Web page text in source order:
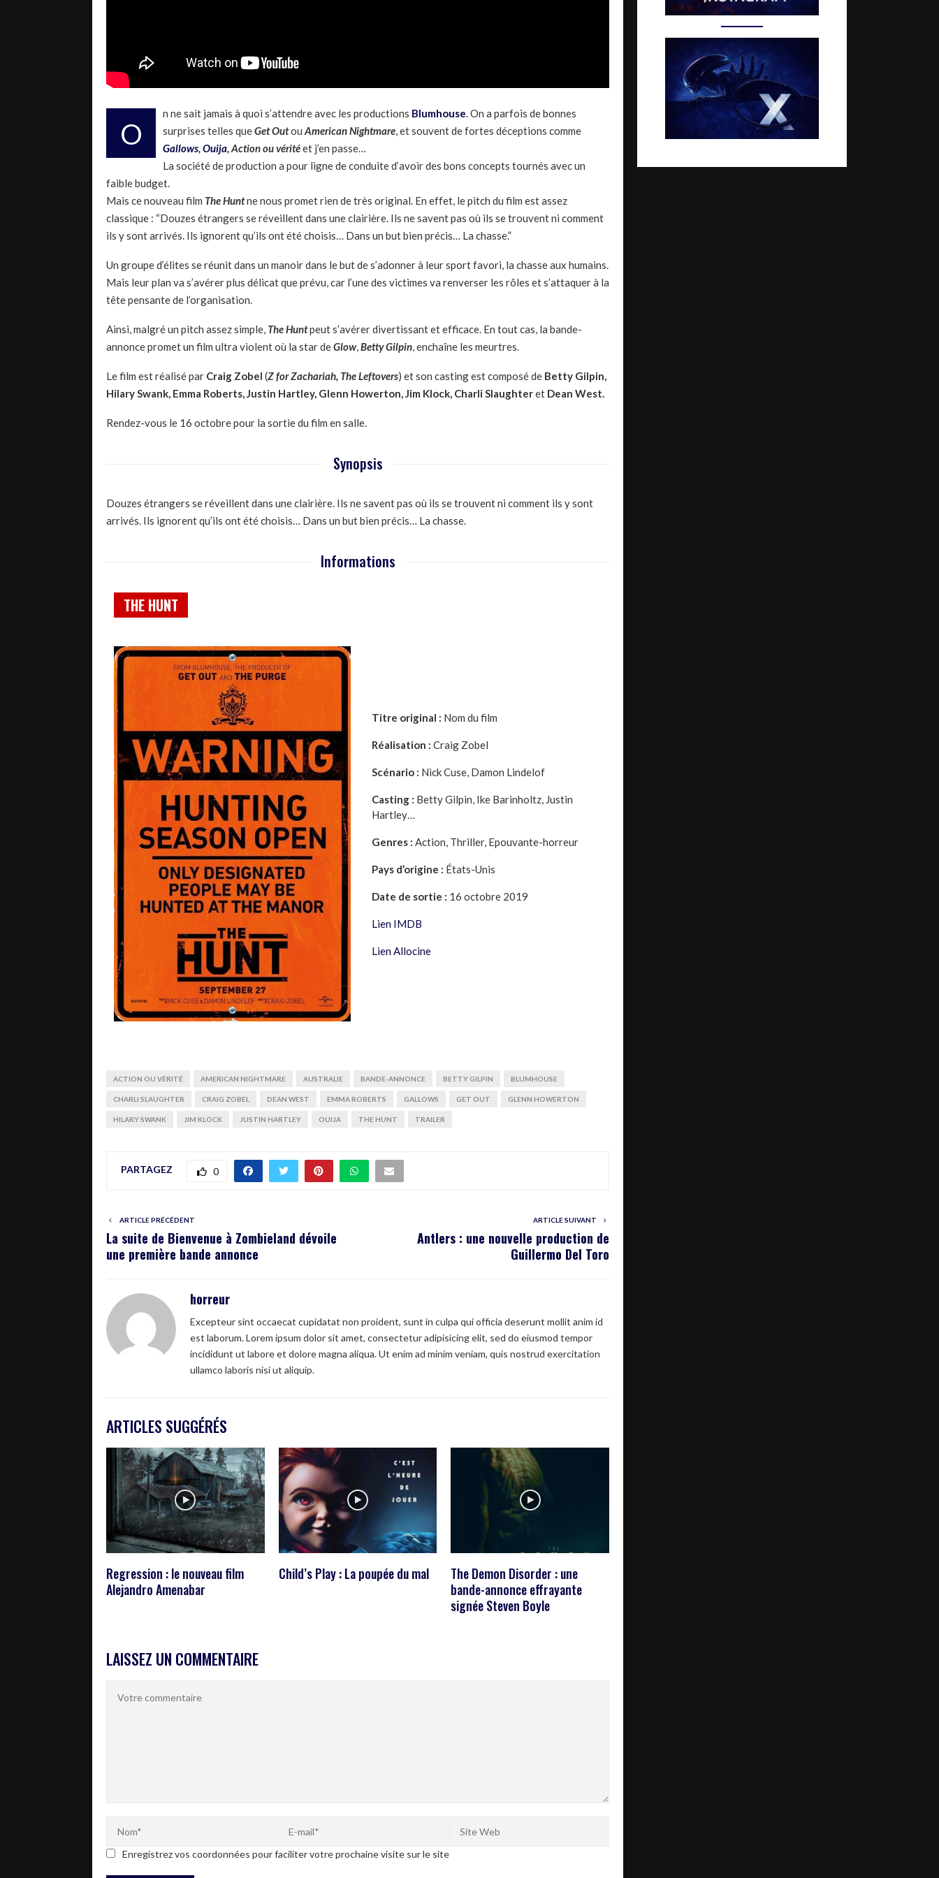
O
n ne sait jamais à quoi s’attendre avec les productions Blumhouse. On a parfois de bonnes
surprises telles queGet Outou American Nightmare, et souvent de fortes déceptions comme
Gallows,Ouija, Action ou véritéet j’en passe…
La société de production a pour ligne de conduite d’avoir des bons concepts tournés avec un
faible budget.
Mais ce nouveau film TheHuntne nous promet rien de très original. En effet, le pitch du film est assez
classique : “Douzes étrangers se réveillent dans une clairière. Ils ne savent pas où ils se trouvent ni comment
ils y sont arrivés. Ils ignorent qu’ils ont été choisis… Dans un but bien précis… La chasse.”
Un groupe d’élites se réunit dans un manoir dans le but de s’adonner à leur sport favori, la chasse aux humains.
Mais leur plan va s’avérer plus délicat que prévu, car l’une des victimes va renverser les rôles et s’attaquer à la
tête pensante de l’organisation.
Ainsi, malgré un pitch assez simple, TheHuntpeut s’avérer divertissant et efficace. En tout cas, la bande-
annonce promet un film ultra violent où la star deGlow,Betty Gilpin, enchaîne les meurtres.
Le film est réalisé par Craig Zobel (Z for Zachariah, The Leftovers) et son casting est composé de Betty Gilpin,
Hilary Swank, Emma Roberts, Justin Hartley, Glenn Howerton, Jim Klock, Charli Slaughteret Dean West.
Rendez-vous le 16 octobre pour la sortie du film en salle.
Synopsis
Douzes étrangers se réveillent dans une clairière. Ils ne savent pas où ils se trouvent ni comment ils y sont
arrivés. Ils ignorent qu’ils ont été choisis… Dans un but bien précis… La chasse.
Informations
THE HUNT
Titre original : Nom du film
Réalisation : Craig Zobel
Scénario : Nick Cuse, Damon Lindelof
Casting : Betty Gilpin, Ike Barinholtz, Justin
Hartley…
Genres : Action, Thriller, Epouvante-horreur
Pays d’origine : États-Unis
Date de sortie : 16 octobre 2019
Lien IMDB
Lien Allocine
ACTION OU VÉRITÉ AMERICAN NIGHTMARE AUSTRALIE BANDE-ANNONCE BETTY GILPIN BLUMHOUSE
CHARLI SLAUGHTER CRAIG ZOBEL DEAN WEST EMMA ROBERTS GALLOWS GET OUT GLENN HOWERTON
HILARY SWANK JIM KLOCK JUSTIN HARTLEY OUIJA THE HUNT TRAILER
PARTAGEZ 0
ARTICLE PRÉCÉDENT
La suite de Bienvenue à Zombieland dévoile
une première bande annonce
ARTICLE SUIVANT
Antlers : une nouvelle production de
Guillermo Del Toro
horreur
Excepteur sint occaecat cupidatat non proident, sunt in culpa qui officia deserunt mollit anim id
est laborum. Lorem ipsum dolor sit amet, consectetur adipisicing elit, sed do eiusmod tempor
incididunt ut labore et dolore magna aliqua. Ut enim ad minim veniam, quis nostrud exercitation
ullamco laboris nisi ut aliquip.
ARTICLES SUGGÉRÉS
Regression : le nouveau film
Alejandro Amenabar
Child’s Play : La poupée du mal
The Demon Disorder : une
bande-annonce effrayante
signée Steven Boyle
LAISSEZ UN COMMENTAIRE
Enregistrez vos coordonnées pour faciliter votre prochaine visite sur le site